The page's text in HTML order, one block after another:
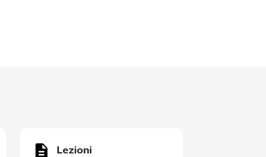
Lezioni